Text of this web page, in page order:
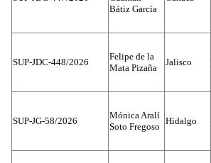
Bátiz García
SUP-JDC-448/2026
Felipe de la
Mata Pizaña
Jalisco
SUP-JG-58/2026
Mónica Aralí
Soto Fregoso
Hidalgo